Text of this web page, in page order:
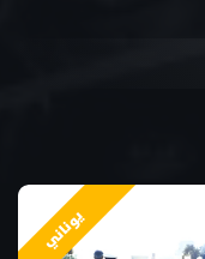
يوناني